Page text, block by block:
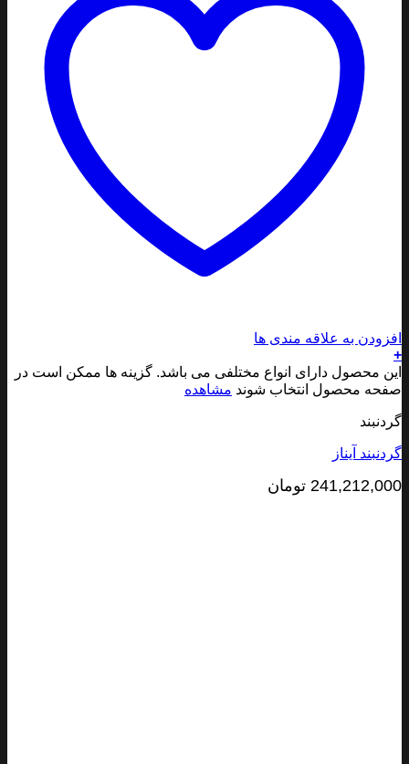
به علاقه مندی ها
محصول دارای انواع مختلفی می باشد. گزینه ها ممکن است در
محصول انتخاب شوندمشاهده
آیناز
تومان